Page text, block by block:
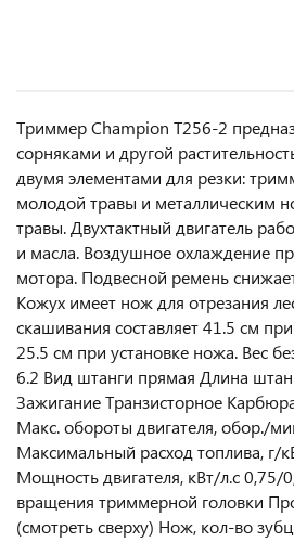
Триммер Champion Т256-2
сорняками и другой
двумя элементами для резки:
молодой травы и металлическим
травы. Двухтактный двигатель
и масла. Воздушное охлаждение
мотора. Подвесной ремень
Кожух имеет нож для отрезания
скашивания составляет 41.5 см
25.5 см при установке ножа. Вес
6.2 Вид штанги прямая Длина
Зажигание Транзисторное
Макс. обороты двигателя, обор./
Максимальный расход топлива, г/
Мощность двигателя, кВт/л.с 0,75/
вращения триммерной головки
(смотреть сверху) Нож, кол-во